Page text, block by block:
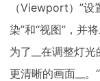
（Viewport）”设
染”和“视图”，并
为了__在调整灯
更清晰的画面__